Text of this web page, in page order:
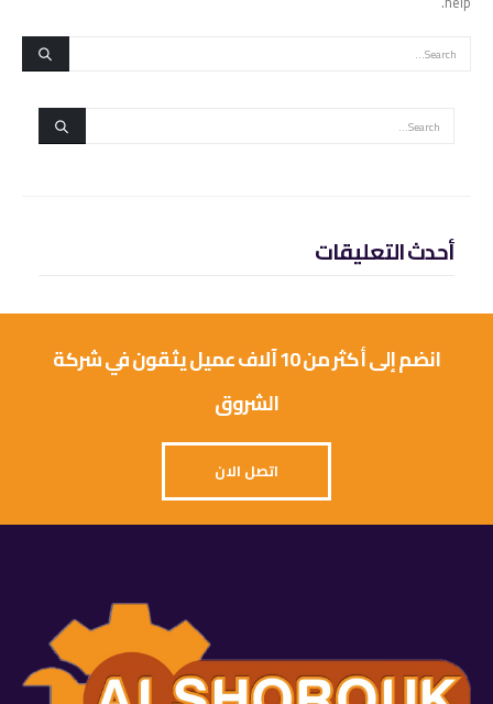
أحدث التعليقات
انضم إلى أكثر من 10 آلاف عميل يثقون في شركة
الشروق
اتصل الان